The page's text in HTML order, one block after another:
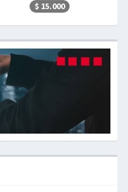
$ 15.000